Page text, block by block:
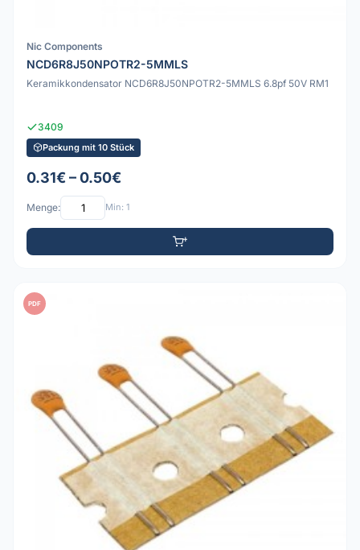
Nic Components
NCD6R8J50NPOTR2-5MMLS
Keramikkondensator NCD6R8J50NPOTR2-5MMLS 6.8pf 50V RM1
3409
Packung mit 10 Stück
0.31€ – 0.50€
Menge: Min: 1
PDF